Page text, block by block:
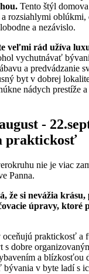
Tento štýl
rozsiahlymi oblúkmi,
a nezávislo.
veľmi rád užíva
vychutnávať
a predvádzanie
byt v dobrej
nádych prestíže
-
praktickosť
nie je viac
Panna.
že si nevážia
úpravy, ktoré
oceňujú praktickosť a
s dobre
a blízkosťou
bývania v byte ladí s